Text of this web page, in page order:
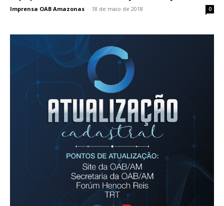
Imprensa OAB Amazonas - 18 de maio de 2018 0